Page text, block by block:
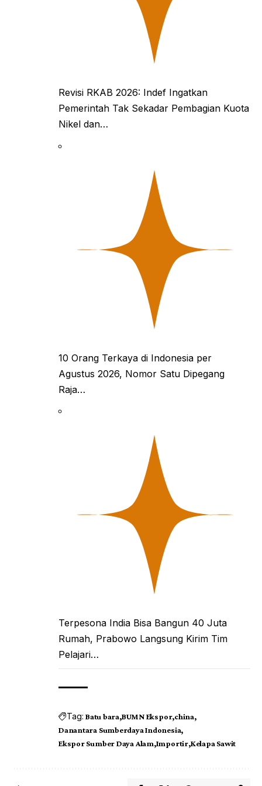
Revisi RKAB 2026: Indef Ingatkan
Pemerintah Tak Sekadar Pembagian Kuota
Nikel dan…
10 Orang Terkaya di Indonesia per
Agustus 2026, Nomor Satu Dipegang
Raja…
Terpesona India Bisa Bangun 40 Juta
Rumah, Prabowo Langsung Kirim Tim
Pelajari…
Tag: Batu bara BUMN Ekspor china
Danantara Sumberdaya Indonesia
Ekspor Sumber Daya Alam Importir Kelapa Sawit